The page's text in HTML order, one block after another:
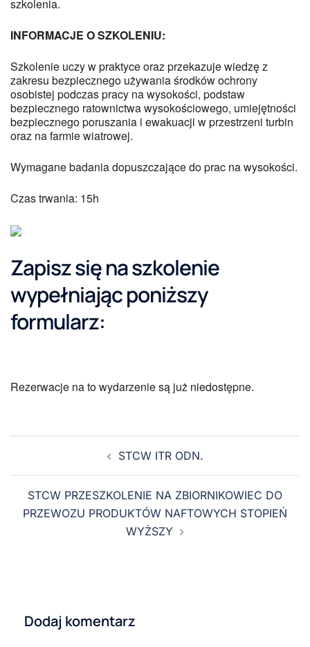
szkolenia.
INFORMACJE O SZKOLENIU:
Szkolenie uczy w praktyce oraz przekazuje wiedzę z
zakresu bezpiecznego używania środków ochrony
osobistej podczas pracy na wysokości, podstaw
bezpiecznego ratownictwa wysokościowego, umiejętności
bezpiecznego poruszania i ewakuacji w przestrzeni turbin
oraz na farmie wiatrowej.
Wymagane badania dopuszczające do prac na wysokości.
Czas trwania: 15h
Zapisz się na szkolenie
wypełniając poniższy
formularz:
Rezerwacje na to wydarzenie są już niedostępne.
STCW ITR ODN.
STCW PRZESZKOLENIE NA ZBIORNIKOWIEC DO
PRZEWOZU PRODUKTÓW NAFTOWYCH STOPIEŃ
WYŻSZY
Dodaj komentarz